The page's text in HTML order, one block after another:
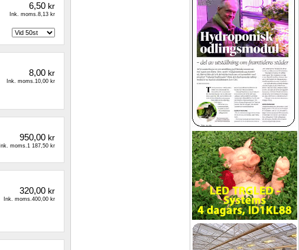
6,50kr
Ink. moms.8,13 kr
8,00kr
Ink. moms.10,00 kr
950,00kr
Ink. moms.1 187,50 kr
320,00kr
Ink. moms.400,00 kr